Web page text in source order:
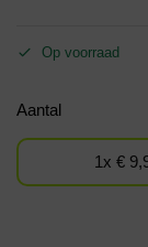
Op voorraad
Aantal
1x €